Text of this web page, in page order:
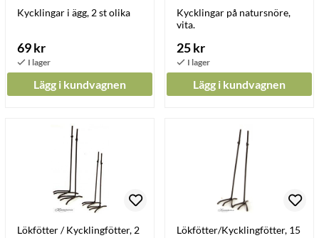
Kycklingar i ägg, 2 st olika
69 kr
Lägg i kundvagnen
Kycklingar på natursnöre,
vita.
25 kr
Lägg i kundvagnen
Lökfötter / Kycklingfötter, 2
Lökfötter/Kycklingfötter, 15